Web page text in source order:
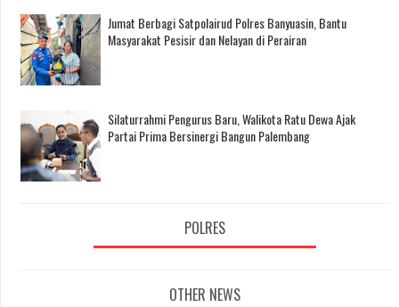
Jumat Berbagi Satpolairud Polres Banyuasin, Bantu
Masyarakat Pesisir dan Nelayan di Perairan
Silaturrahmi Pengurus Baru, Walikota Ratu Dewa Ajak
Partai Prima Bersinergi Bangun Palembang
POLRES
OTHER NEWS